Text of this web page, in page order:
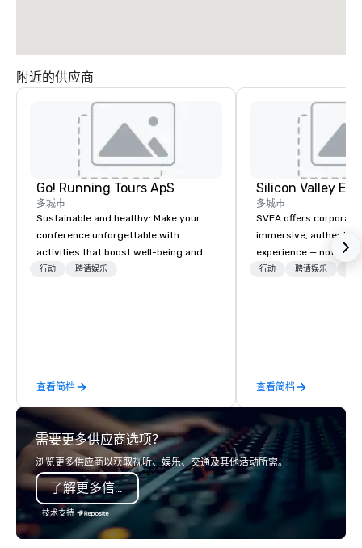
附近的供应商
Go! Running Tours ApS
多城市
Sustainable and healthy: Make your
conference unforgettable with
activities that boost well-being and
lower carbon footprints. Explore the
行动 聘请娱乐
查看简档
多城市
SVEA offers
immersive, authentic
experience — not a
transformation. We
offsites. Whether
think like a Silicon
explore the mindsets
world's fastest-
or walk away with a
innovation playbook,
Fully customizable by
行动 聘请娱乐
查看简档
需要更多供应商选项？
浏览更多供应商以获取视听、娱乐、交通及其他活动所需。
了解更多信息
技术支持